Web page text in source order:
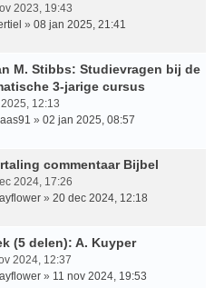
2023, 19:43
» 08 jan 2025, 21:41
M. Stibbs: Studievragen bij de
3-jarige cursus
12:13
» 02 jan 2025, 08:57
commentaar Bijbel
2024, 17:26
» 20 dec 2024, 12:18
(5 delen): A. Kuyper
2024, 12:37
» 11 nov 2024, 19:53